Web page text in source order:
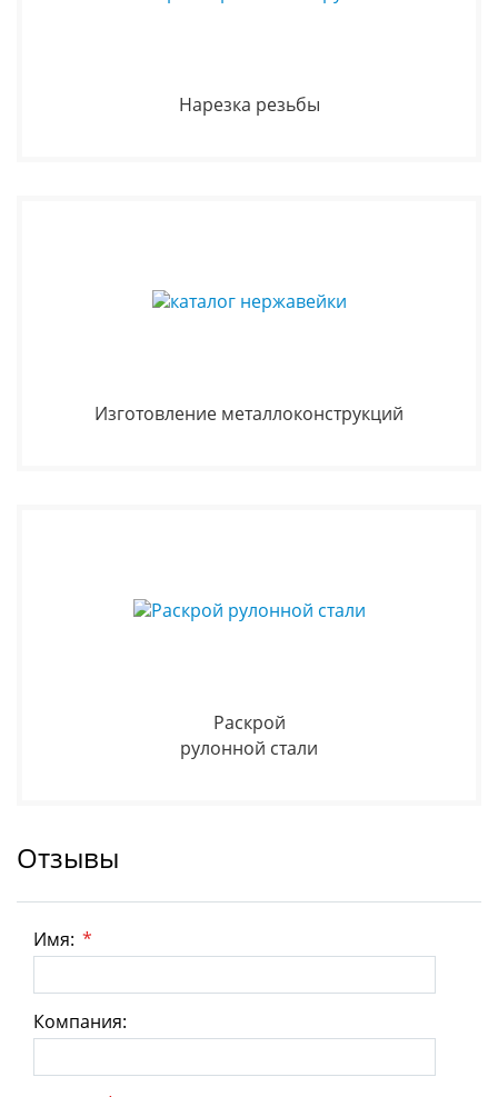
Нарезка резьбы
Изготовление металлоконструкций
Раскрой
рулонной стали
Отзывы
Имя: *
Компания: